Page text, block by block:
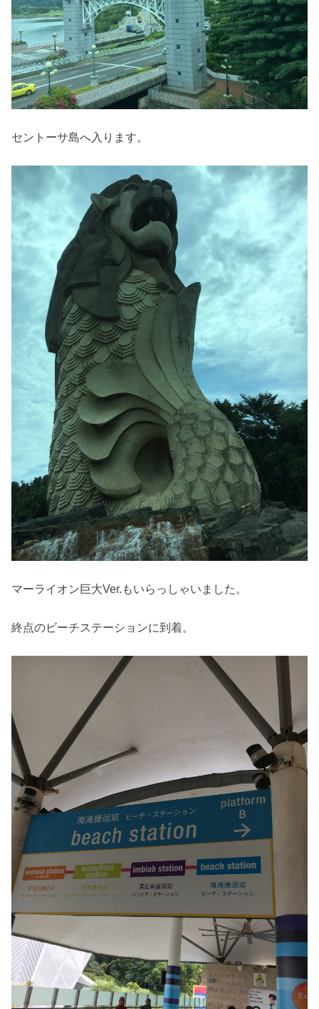
セントーサ島へ入ります。
マーライオン巨大Ver.もいらっしゃいました。
終点のビーチステーションに到着。